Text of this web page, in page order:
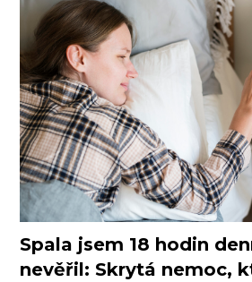
Spala jsem 18 hodin
nevěřil: Skrytá nemoc,